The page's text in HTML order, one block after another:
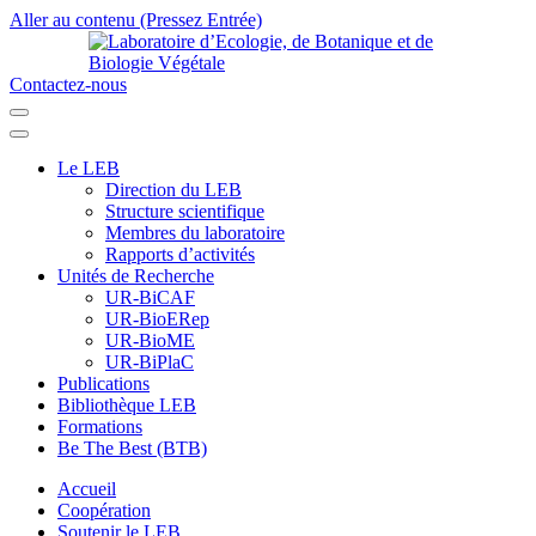
Aller au contenu (Pressez Entrée)
Contactez-nous
Le LEB
Direction du LEB
Structure scientifique
Membres du laboratoire
Rapports d’activités
Unités de Recherche
UR-BiCAF
UR-BioERep
UR-BioME
UR-BiPlaC
Publications
Bibliothèque LEB
Formations
Be The Best (BTB)
Accueil
Coopération
Soutenir le LEB